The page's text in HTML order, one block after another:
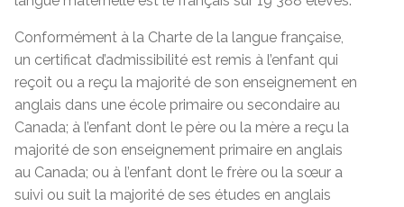
Conformément à la Charte de la langue française,
un certificat d’admissibilité est remis à l’enfant qui
reçoit ou a reçu la majorité de son enseignement en
anglais dans une école primaire ou secondaire au
Canada; à l’enfant dont le père ou la mère a reçu la
majorité de son enseignement primaire en anglais
au Canada; ou à l’enfant dont le frère ou la sœur a
suivi ou suit la majorité de ses études en anglais